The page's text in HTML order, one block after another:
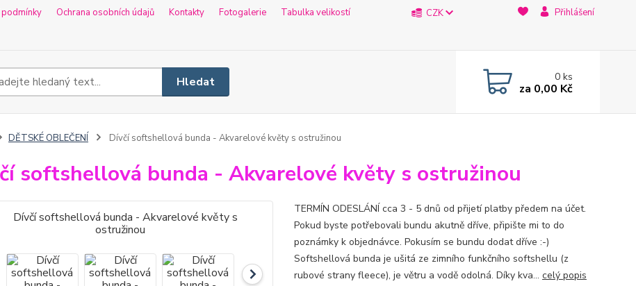
Ochrana osobních údajů Kontakty Fotogalerie
Tabulka velikostí
CZK Přihlášení
Hledat 0ks
za 0,00 Kč
DĚTSKÉ OBLEČENÍ Dívčí softshellová bunda - Akvarelové květy s ostružinou
softshellová bunda - Akvarelové květy s ostružinou
TERMÍN ODESLÁNÍ cca 3 - 5 dnů od přijetí platby předem na účet.
Pokud byste potřebovali bundu akutně dříve, připište mi to do
poznámky k objednávce. Pokusím se bundu dodat dříve :-)
Softshellová bunda je ušitá ze zimního funkčního softshellu (z
rubové strany fleece), je větru a vodě odolná. Díky kva... celý popis